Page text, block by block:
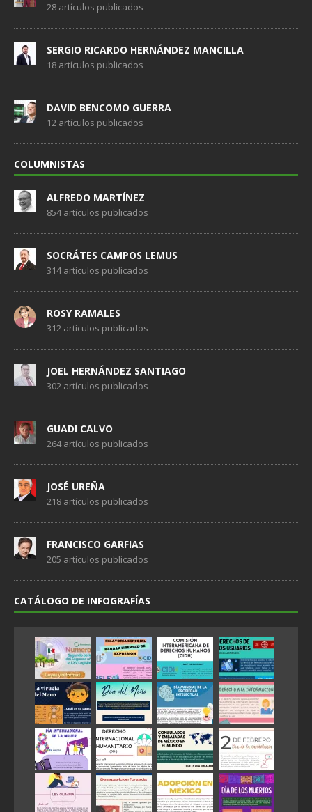
28 artículos publicados
SERGIO RICARDO HERNÁNDEZ MANCILLA
18 artículos publicados
DAVID BENCOMO GUERRA
12 artículos publicados
COLUMNISTAS
ALFREDO MARTÍNEZ
854 artículos publicados
SOCRÁTES CAMPOS LEMUS
314 artículos publicados
ROSY RAMALES
312 artículos publicados
JOEL HERNÁNDEZ SANTIAGO
302 artículos publicados
GUADI CALVO
264 artículos publicados
JOSÉ UREÑA
218 artículos publicados
FRANCISCO GARFIAS
205 artículos publicados
CATÁLOGO DE INFOGRAFÍAS